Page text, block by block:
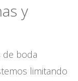
y
de boda
limitando